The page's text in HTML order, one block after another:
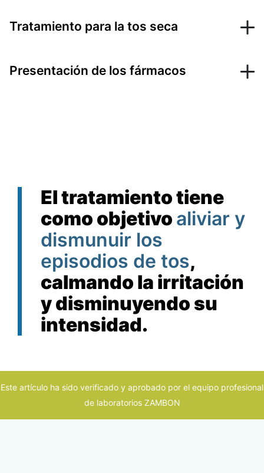
Tratamiento para la tos seca
Presentación de los fármacos
El tratamiento tiene
como objetivo aliviar y
dismunuir los
episodios de tos,
calmando la irritación
y disminuyendo su
intensidad.
Este artículo ha sido verificado y aprobado por el equipo profesional
de laboratorios ZAMBON